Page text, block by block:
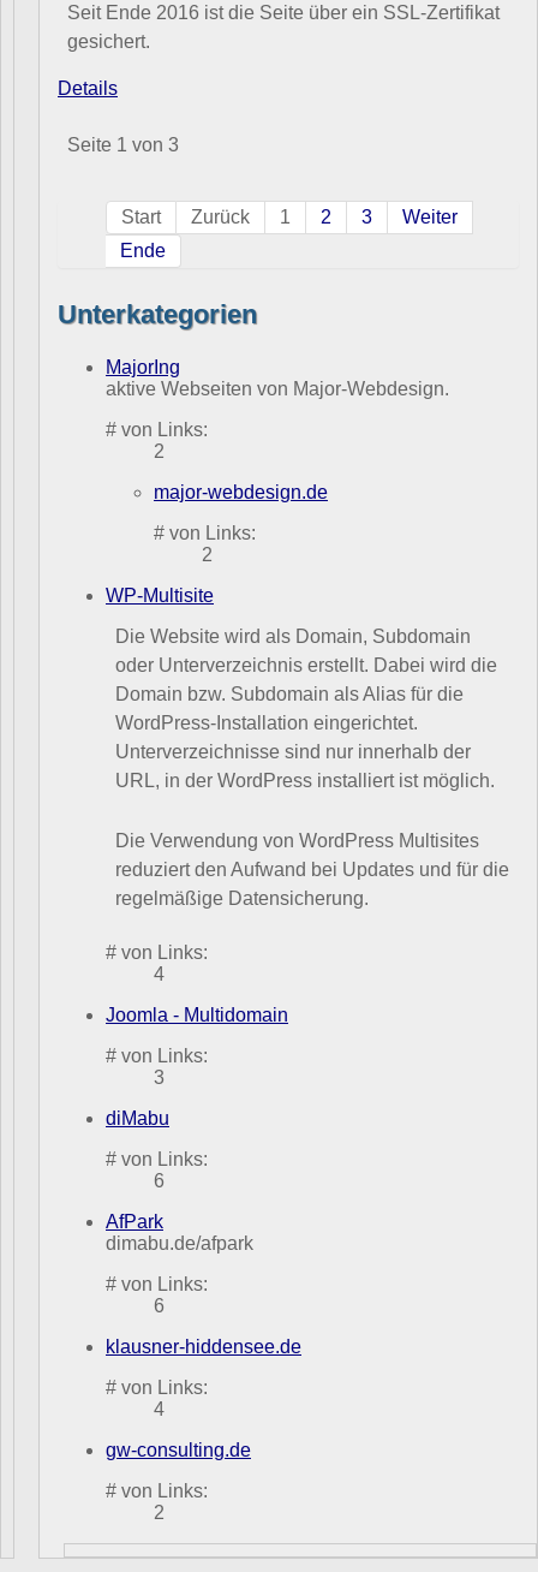
Seit Ende 2016 ist die Seite über ein SSL-Zertifikat
gesichert.
Details
Seite 1 von 3
Start Zurück 1 2 3
Weiter
Ende
Unterkategorien
MajorIng
aktive Webseiten von Major-Webdesign.
# von Links:
2
major-webdesign.de
# von Links:
2
WP-Multisite
Die Website wird als Domain, Subdomain
oder Unterverzeichnis erstellt. Dabei wird die
Domain bzw. Subdomain als Alias für die
WordPress-Installation eingerichtet.
Unterverzeichnisse sind nur innerhalb der
URL, in der WordPress installiert ist möglich.
Die Verwendung von WordPress Multisites
reduziert den Aufwand bei Updates und für die
regelmäßige Datensicherung.
# von Links:
4
Joomla - Multidomain
# von Links:
3
diMabu
# von Links:
6
AfPark
dimabu.de/afpark
# von Links:
6
klausner-hiddensee.de
# von Links:
4
gw-consulting.de
# von Links:
2